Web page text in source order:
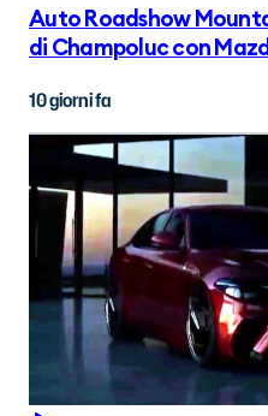
Auto Roadshow
di Champoluc con
10 giorni fa